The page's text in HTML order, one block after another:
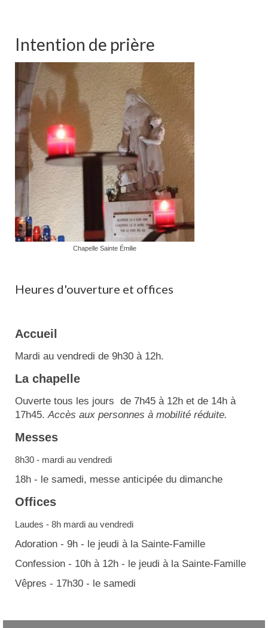
Intention de prière
Chapelle Sainte Émilie
Heures d'ouverture et offices
Accueil
Mardi au vendredi de 9h30 à 12h.
La chapelle
Ouverte tous les jours de 7h45 à 12h et de 14h à
17h45.Accès aux personnes à mobilité réduite.
Messes
8h30 - mardi au vendredi
18h - le samedi, messe anticipée du dimanche
Offices
Laudes - 8h mardi au vendredi
Adoration - 9h - le jeudi à la Sainte-Famille
Confession - 10h à 12h - le jeudi à la Sainte-Famille
Vêpres - 17h30 - le samedi